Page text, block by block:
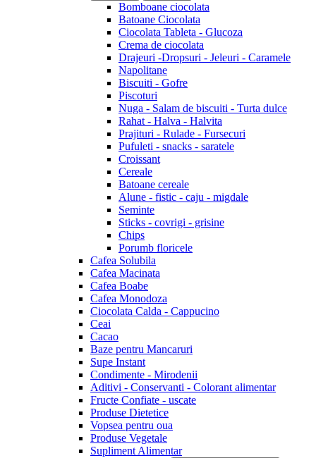
Bomboane ciocolata
Batoane Ciocolata
Ciocolata Tableta - Glucoza
Crema de ciocolata
Drajeuri -Dropsuri - Jeleuri - Caramele
Napolitane
Biscuiti - Gofre
Piscoturi
Nuga - Salam de biscuiti - Turta dulce
Rahat - Halva - Halvita
Prajituri - Rulade - Fursecuri
Pufuleti - snacks - saratele
Croissant
Cereale
Batoane cereale
Alune - fistic - caju - migdale
Seminte
Sticks - covrigi - grisine
Chips
Porumb floricele
Cafea Solubila
Cafea Macinata
Cafea Boabe
Cafea Monodoza
Ciocolata Calda - Cappucino
Ceai
Cacao
Baze pentru Mancaruri
Supe Instant
Condimente - Mirodenii
Aditivi - Conservanti - Colorant alimentar
Fructe Confiate - uscate
Produse Dietetice
Vopsea pentru oua
Produse Vegetale
Supliment Alimentar